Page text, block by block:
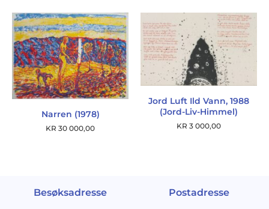
Narren (1978)
KR 30 000,00
Jord Luft Ild Vann, 1988
(Jord-Liv-Himmel)
KR 3 000,00
Besøksadresse Postadresse